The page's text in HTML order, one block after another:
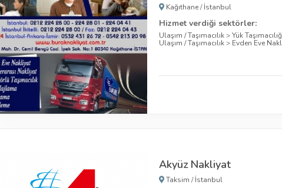
Kağıthane/İstanbul
Hizmet verdiği sektörler:
Ulaşım / Taşımacılık>Yük
Ulaşım / Taşımacılık> Evden Eve
Akyüz Nakliyat
Taksim /İstanbul